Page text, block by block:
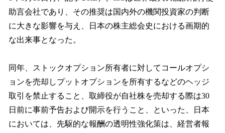
助言会社であり、その推奨は国内外の機関投資家の判断
に大きな影響を与え、日本の株主総会史における画期的
な出来事となった。
同年、ストックオプション所有者に対してコールオプシ
ョンを売却しプットオプションを所有するなどのヘッジ
取引を禁止すること、取締役が自社株を売却する際は30
日前に事前予告および開示を行うこと、といった、日本
においては、先駆的な報酬の透明性強化策は、経営者報